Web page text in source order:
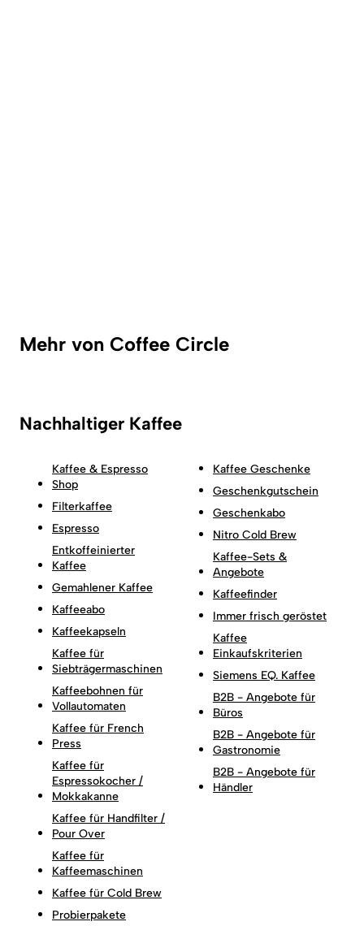
Mehr von Coffee Circle
Nachhaltiger Kaffee
Kaffee & Espresso
Shop
Filterkaffee
Espresso
Entkoffeinierter
Kaffee
Gemahlener Kaffee
Kaffeeabo
Kaffeekapseln
Kaffee für
Siebträgermaschinen
Kaffeebohnen für
Vollautomaten
Kaffee für French
Press
Kaffee für
Espressokocher /
Mokkakanne
Kaffee für Handfilter /
Pour Over
Kaffee für
Kaffeemaschinen
Kaffee für Cold Brew
Probierpakete
Kaffee Geschenke
Geschenkgutschein
Geschenkabo
Nitro Cold Brew
Kaffee-Sets &
Angebote
Kaffeefinder
Immer frisch geröstet
Kaffee
Einkaufskriterien
Siemens EQ. Kaffee
B2B - Angebote für
Büros
B2B - Angebote für
Gastronomie
B2B - Angebote für
Händler